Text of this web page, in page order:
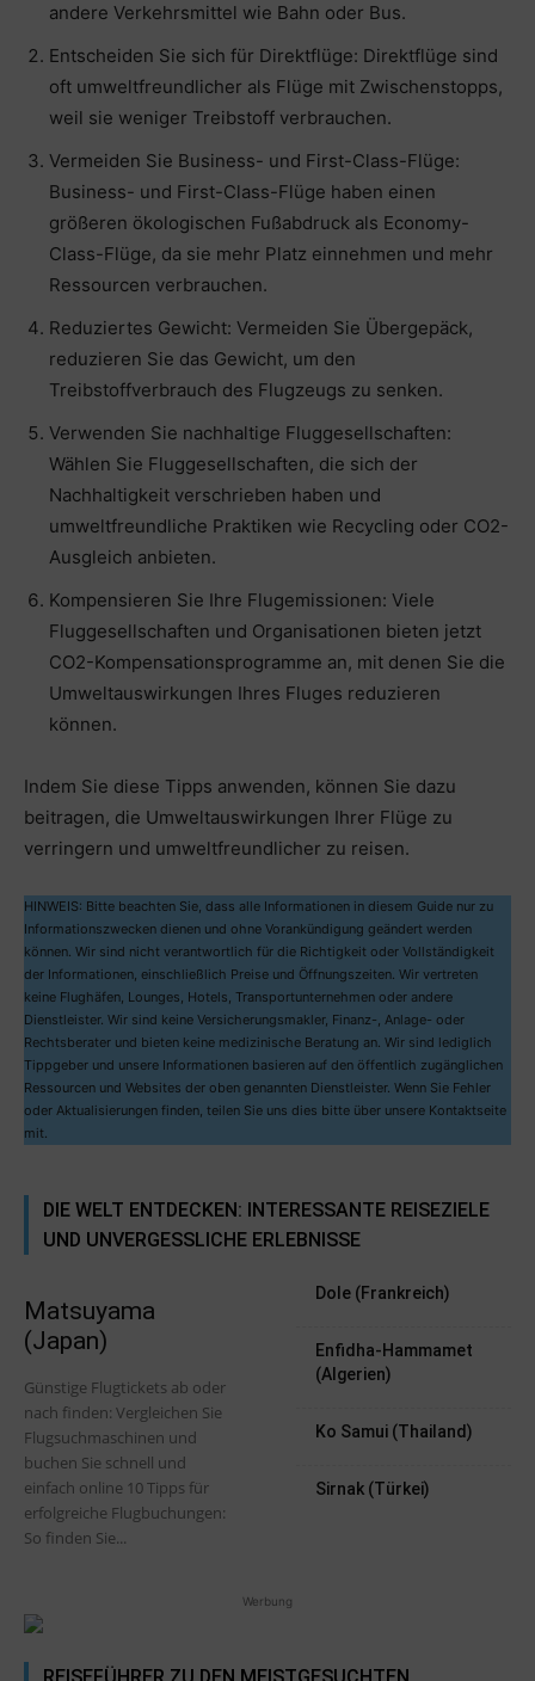
andere Verkehrsmittel wie Bahn oder Bus.
Entscheiden Sie sich für Direktflüge: Direktflüge sind
oft umweltfreundlicher als Flüge mit Zwischenstopps,
weil sie weniger Treibstoff verbrauchen.
Vermeiden Sie Business- und First-Class-Flüge:
Business- und First-Class-Flüge haben einen
größeren ökologischen Fußabdruck als Economy-
Class-Flüge, da sie mehr Platz einnehmen und mehr
Ressourcen verbrauchen.
Reduziertes Gewicht: Vermeiden Sie Übergepäck,
reduzieren Sie das Gewicht, um den
Treibstoffverbrauch des Flugzeugs zu senken.
Verwenden Sie nachhaltige Fluggesellschaften:
Wählen Sie Fluggesellschaften, die sich der
Nachhaltigkeit verschrieben haben und
umweltfreundliche Praktiken wie Recycling oder CO2-
Ausgleich anbieten.
Kompensieren Sie Ihre Flugemissionen: Viele
Fluggesellschaften und Organisationen bieten jetzt
CO2-Kompensationsprogramme an, mit denen Sie die
Umweltauswirkungen Ihres Fluges reduzieren
können.
Indem Sie diese Tipps anwenden, können Sie dazu
beitragen, die Umweltauswirkungen Ihrer Flüge zu
verringern und umweltfreundlicher zu reisen.
HINWEIS: Bitte beachten Sie, dass alle Informationen in diesem Guide nur zu
Informationszwecken dienen und ohne Vorankündigung geändert werden
können. Wir sind nicht verantwortlich für die Richtigkeit oder Vollständigkeit
der Informationen, einschließlich Preise und Öffnungszeiten. Wir vertreten
keine Flughäfen, Lounges, Hotels, Transportunternehmen oder andere
Dienstleister. Wir sind keine Versicherungsmakler, Finanz-, Anlage- oder
Rechtsberater und bieten keine medizinische Beratung an. Wir sind lediglich
Tippgeber und unsere Informationen basieren auf den öffentlich zugänglichen
Ressourcen und Websites der oben genannten Dienstleister. Wenn Sie Fehler
oder Aktualisierungen finden, teilen Sie uns dies bitte über unsere Kontaktseite
mit.
DIE WELT ENTDECKEN: INTERESSANTE REISEZIELE
UND UNVERGESSLICHE ERLEBNISSE
Matsuyama
(Japan)
Günstige Flugtickets ab oder
nach finden: Vergleichen Sie
Flugsuchmaschinen und
buchen Sie schnell und
einfach online 10 Tipps für
erfolgreiche Flugbuchungen:
So finden Sie...
Dole (Frankreich)
Enfidha-Hammamet
(Algerien)
Ko Samui (Thailand)
Sirnak (Türkei)
Werbung